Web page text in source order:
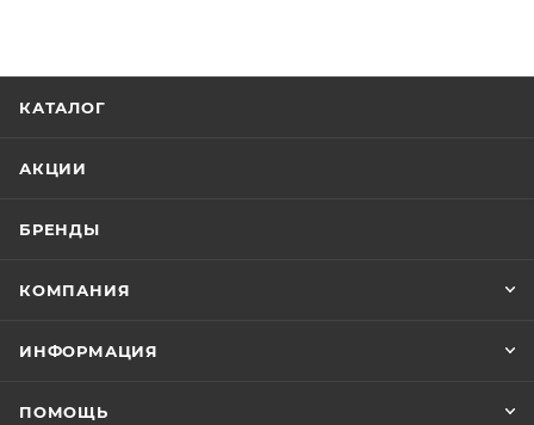
КАТАЛОГ
АКЦИИ
БРЕНДЫ
КОМПАНИЯ
ИНФОРМАЦИЯ
ПОМОЩЬ